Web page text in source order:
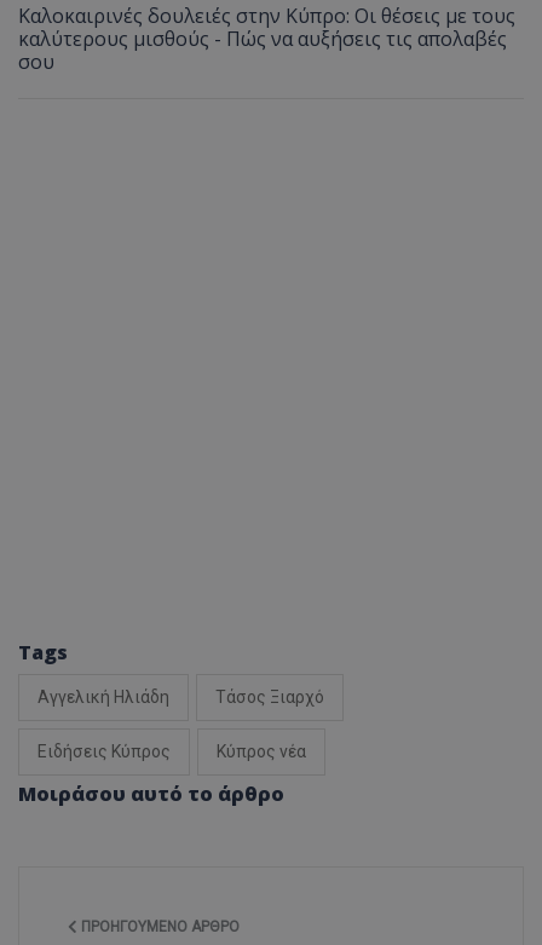
Καλοκαιρινές δουλειές στην Κύπρο: Οι θέσεις με τους
καλύτερους μισθούς - Πώς να αυξήσεις τις απολαβές
σου
Tags
Αγγελική Ηλιάδη Τάσος Ξιαρχό
Ειδήσεις Κύπρος Κύπρος νέα
Μοιράσου αυτό το άρθρο
ΠΡΟΗΓΟΎΜΕΝΟ ΆΡΘΡΟ